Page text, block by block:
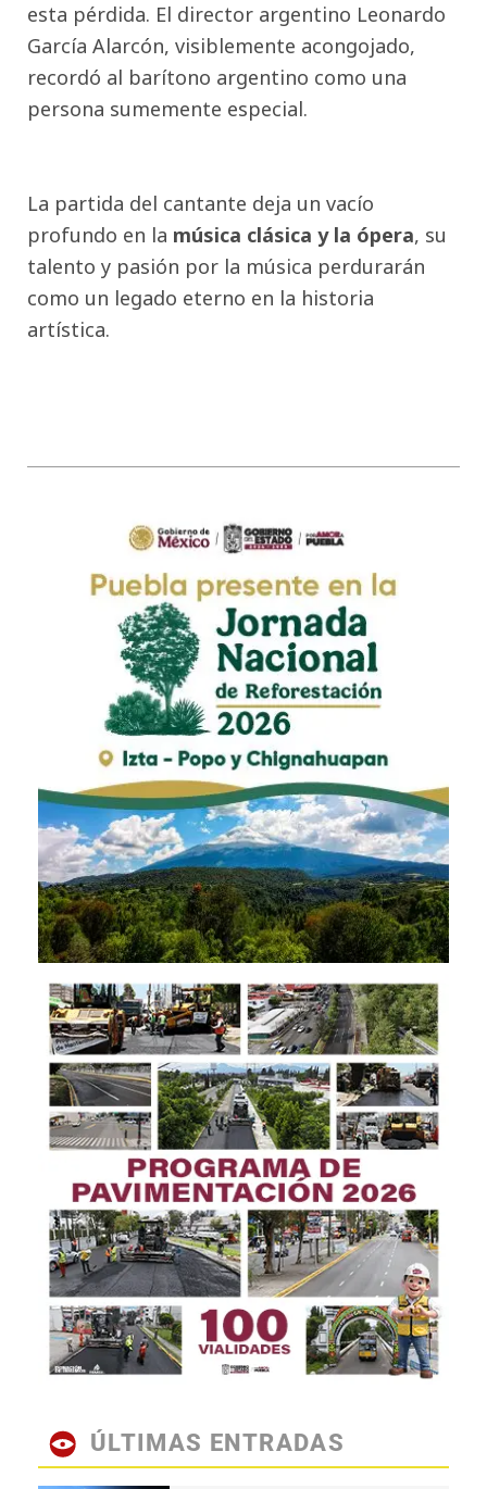
esta pérdida. El director argentino Leonardo
García Alarcón, visiblemente acongojado,
recordó al barítono argentino como una
persona sumemente especial.
La partida del cantante deja un vacío
profundo en la música clásica y la ópera, su
talento y pasión por la música perdurarán
como un legado eterno en la historia
artística.
ÚLTIMAS ENTRADAS